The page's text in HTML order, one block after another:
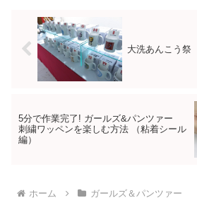
大洗あんこう
5分で作業完了! ガールズ&パンツァー
刺繍ワッペンを楽しむ方法 （粘着シール
編）
ホーム ガールズ＆パンツァー